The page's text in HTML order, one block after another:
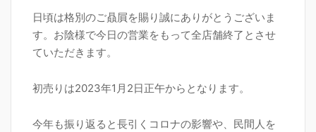
日頃は格別のご贔屓を賜り誠にありがとうございま
す。お陰様で今日の営業をもって全店舗終了とさせ
ていただきます。
初売りは2023年1月2日正午からとなります。
今年も振り返ると長引くコロナの影響や、民間人を